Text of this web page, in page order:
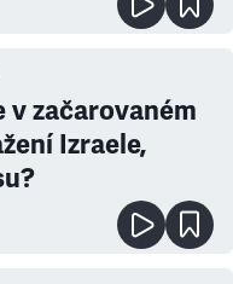
v začarovaném
Izraele,